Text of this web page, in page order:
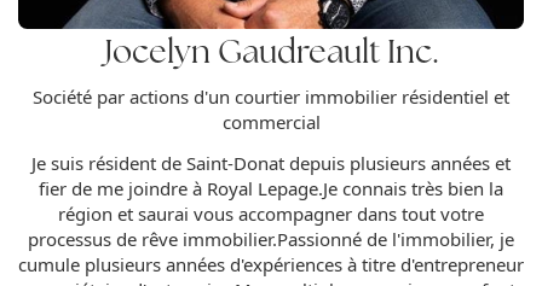
Jocelyn Gaudreault Inc.
Société par actions d'un courtier immobilier résidentiel et
commercial
Je suis résident de Saint-Donat depuis plusieurs années et
fier de me joindre à Royal Lepage.Je connais très bien la
région et saurai vous accompagner dans tout votre
processus de rêve immobilier.Passionné de l'immobilier, je
cumule plusieurs années d'expériences à titre d'entrepreneur